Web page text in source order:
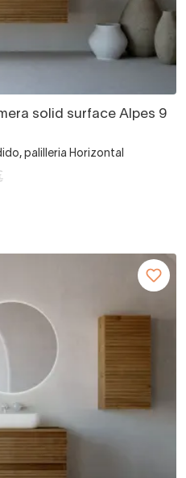
solid surface Alpes 9
palilleria Horizontal